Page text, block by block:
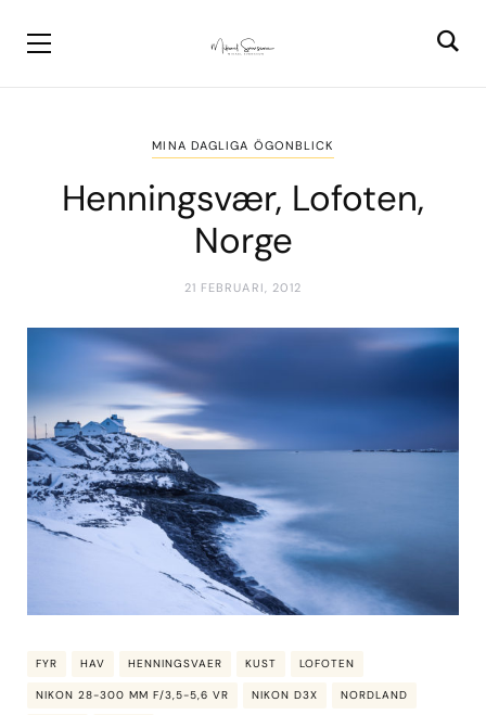
MINA DAGLIGA ÖGONBLICK
Henningsvær, Lofoten,
Norge
21 FEBRUARI, 2012
FYR HAV HENNINGSVAER KUST LOFOTEN
NIKON 28-300 MM F/3,5-5,6 VR NIKON D3X NORDLAND